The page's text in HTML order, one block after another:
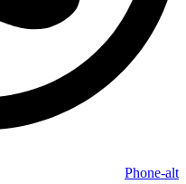
Phone-alt